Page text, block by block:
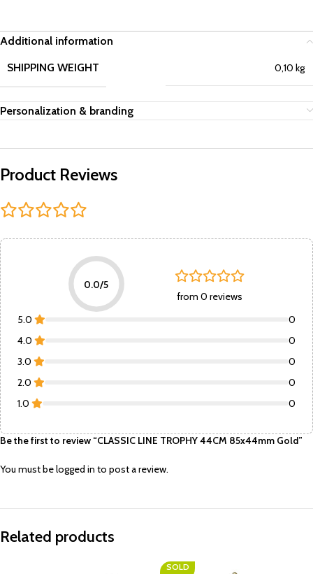
Additional information
SHIPPING WEIGHT
0,10 kg
Personalization & branding
Product Reviews
0.0/5
from 0 reviews
5.0
0
4.0
0
3.0
0
2.0
0
1.0
0
Be the first to review “CLASSIC LINE TROPHY 44CM 85x44mm Gold”
You must belogged in to post a review.
Related products
SOLD